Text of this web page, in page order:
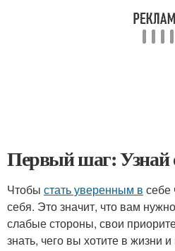
Первый шаг: Узнай
Чтобы стать уверенным в себе
себя. Это значит, что вам
слабые стороны, свои
знать, чего вы хотите в жизни